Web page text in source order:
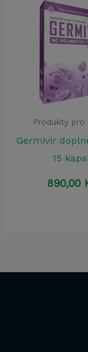
Produkty pro
Germivir
15
890,00